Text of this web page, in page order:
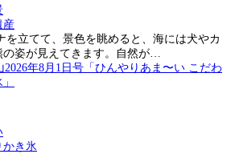
産
を立てて、景色を眺めると、海には犬やカ
の姿が見えてきます。自然が…
かき氷